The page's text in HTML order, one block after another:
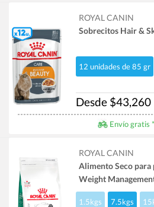
ROYAL CANIN
Sobrecitos Hair &
12 unidades de 85 gr
Desde $43,260
Envío gratis
ROYAL CANIN
Alimento Seco
Weight
1.5kgs 7.5kgs